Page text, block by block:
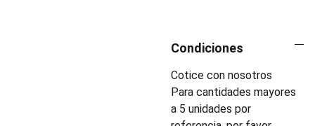
Condiciones
Cotice con nosotros
Para cantidades mayores
a 5 unidades por